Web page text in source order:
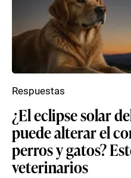
¿El eclipse solar
puede alterar el
perros y gatos?
veterinarios
Respuestas